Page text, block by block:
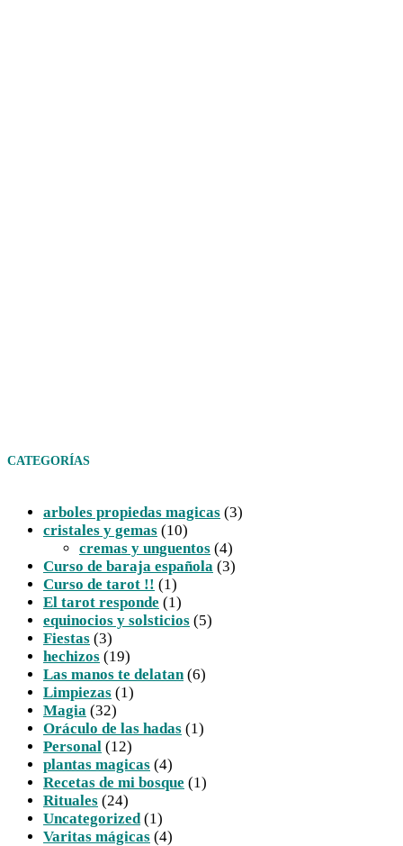
CATEGORÍAS
arboles propiedas magicas (3)
cristales y gemas (10)
cremas y unguentos (4)
Curso de baraja española (3)
Curso de tarot !! (1)
El tarot responde (1)
equinocios y solsticios (5)
Fiestas (3)
hechizos (19)
Las manos te delatan(6)
Limpiezas (1)
Magia (32)
Oráculo de las hadas (1)
Personal (12)
plantas magicas (4)
Recetas de mi bosque (1)
Rituales (24)
Uncategorized(1)
Varitas mágicas (4)